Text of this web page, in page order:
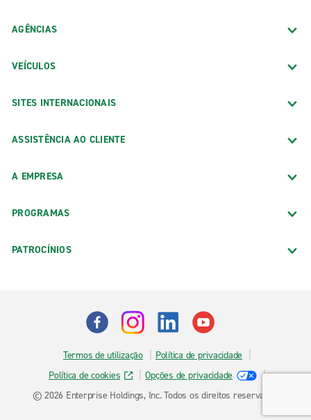
AGÊNCIAS
VEÍCULOS
SITES INTERNACIONAIS
ASSISTÊNCIA AO CLIENTE
A EMPRESA
PROGRAMAS
PATROCÍNIOS
Termos de utilização
Política de privacidade
Política de cookies
Opções de privacidade
© 2026 Enterprise Holdings, Inc. Todos os direitos reservados